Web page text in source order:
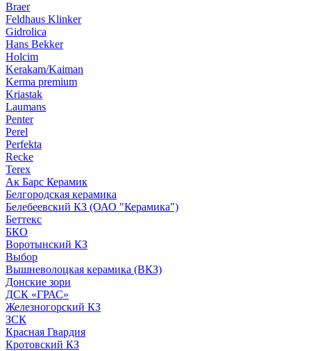
Braer
Feldhaus Klinker
Gidrolica
Hans Bekker
Holcim
Kerakam/Kaiman
Kerma premium
Kriastak
Laumans
Penter
Perel
Perfekta
Recke
Terex
Ак Барс Керамик
Белгородская керамика
Белебеевский КЗ (ОАО "Керамика")
Беттекс
БКО
Воротынский КЗ
Выбор
Вышневолоцкая керамика (ВКЗ)
Донские зори
ДСК «ГРАС»
Железногорский КЗ
ЗСК
Красная Гвардия
Кротовский КЗ